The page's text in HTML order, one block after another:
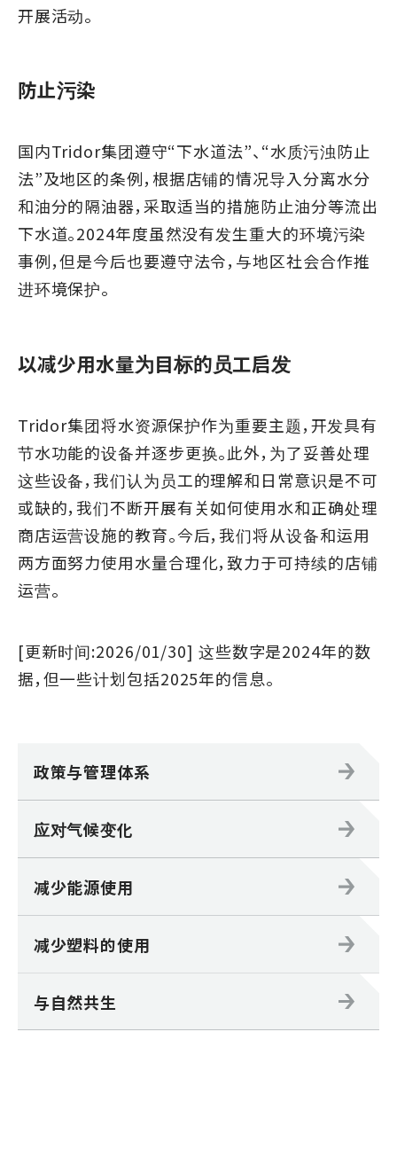
开展活动。
防止污染
国内Tridor集团遵守“下水道法”、“水质污浊防止
法”及地区的条例，根据店铺的情况导入分离水分
和油分的隔油器，采取适当的措施防止油分等流出
下水道。2024年度虽然没有发生重大的环境污染
事例，但是今后也要遵守法令，与地区社会合作推
进环境保护。
以减少用水量为目标的员工启发
Tridor集团将水资源保护作为重要主题，开发具有
节水功能的设备并逐步更换。此外，为了妥善处理
这些设备，我们认为员工的理解和日常意识是不可
或缺的，我们不断开展有关如何使用水和正确处理
商店运营设施的教育。今后，我们将从设备和运用
两方面努力使用水量合理化，致力于可持续的店铺
运营。
[更新时间:2026/01/30] 这些数字是2024年的数
据，但一些计划包括2025年的信息。
政策与管理体系
应对气候变化
减少能源使用
减少塑料的使用
与自然共生